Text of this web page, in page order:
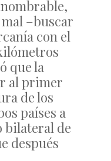
–buscar
con el
que la
al primer
de los
países a
bilateral de
después